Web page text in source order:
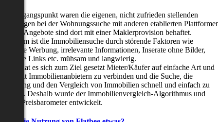
Ausgangspunkt waren die eigenen, nicht zufrieden stellenden
bei der Wohnungssuche mit anderen etablierten
alle Angebote sind dort mit einer Maklerprovision behaftet.
ist die Immobiliensuche durch störende Faktoren wie
Werbung, irrelevante Informationen, Inserate ohne Bilder,
Links etc. mühsam und langwierig.
hat es sich zum Ziel gesetzt Mieter/Käufer auf einfache Art und
mit Immobilienanbietern zu verbinden und die Suche, die
und den Vergleich von Immobilien schnell und einfach zu
Deshalb wurde der Immobilienvergleich-Algorithmus und
Preisbarometer entwickelt.